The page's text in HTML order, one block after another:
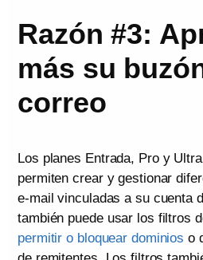
Razón #3:
más su
correo
Los planes Entrada, Pro y
permiten crear y gestionar
e-mail vinculadas a su cuenta
también puede usar los filtros
permitir o bloquear dominios o